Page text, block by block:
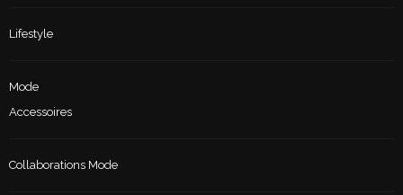
Lifestyle
Mode
Accessoires
Collaborations Mode